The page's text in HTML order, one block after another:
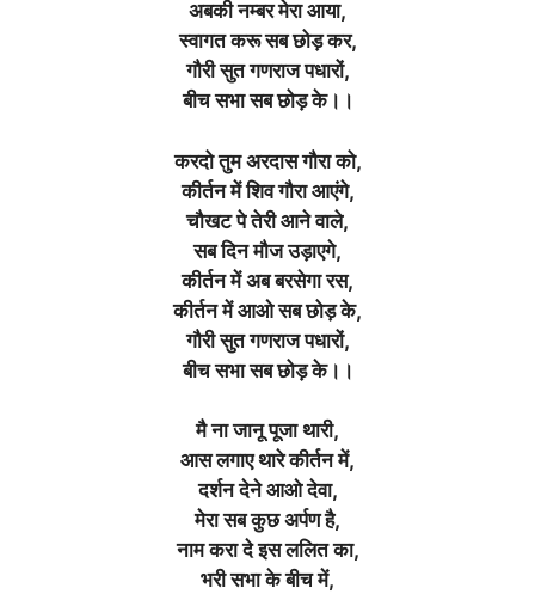
अबकी नम्बर मेरा आया,
स्वागत करू सब छोड़ कर,
गौरी सुत गणराज पधारों,
बीच सभा सब छोड़ के।।
करदो तुम अरदास गौरा को,
कीर्तन में शिव गौरा आएंगे,
चौखट पे तेरी आने वाले,
सब दिन मौज उड़ाएगे,
कीर्तन में अब बरसेगा रस,
कीर्तन में आओ सब छोड़ के,
गौरी सुत गणराज पधारों,
बीच सभा सब छोड़ के।।
मै ना जानू पूजा थारी,
आस लगाए थारे कीर्तन में,
दर्शन देने आओ देवा,
मेरा सब कुछ अर्पण है,
नाम करा दे इस ललित का,
भरी सभा के बीच में,